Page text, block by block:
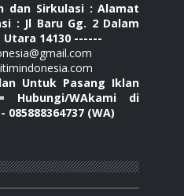
dan Sirkulasi : Alamat
: Jl Baru Gg. 2 Dalam
14130 ------
Untuk Pasang Iklan
Hubungi/WAkami di
085888364737 (WA)